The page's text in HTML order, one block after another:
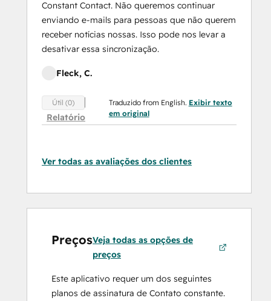
Constant Contact. Não queremos continuar
enviando e-mails para pessoas que não querem
receber notícias nossas. Isso pode nos levar a
desativar essa sincronização.
Fleck, C.
Útil (0)
Relatório
Traduzido from English. Exibir texto
em original
Ver todas as avaliações dos clientes
PreçosVeja todas as opções de
preços
Este aplicativo requer um dos seguintes
planos de assinatura de Contato constante.